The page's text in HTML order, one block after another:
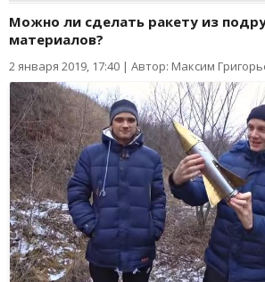
Можно ли сделать ракету из
материалов?
2 января 2019, 17:40 | Автор: Максим